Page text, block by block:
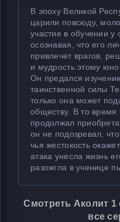
В эпоху Великой
царили повсюду,
участие в обучении у
осознавая, что его
привлечет врагов,
и мудрость этому
Он предался
таинственной силы
только она может
обществу. В то время
продолжал
он не подозревал, что
чья жестокость
атака унесла жизнь
разожгла в ученице
Смотреть Аколит 1
все